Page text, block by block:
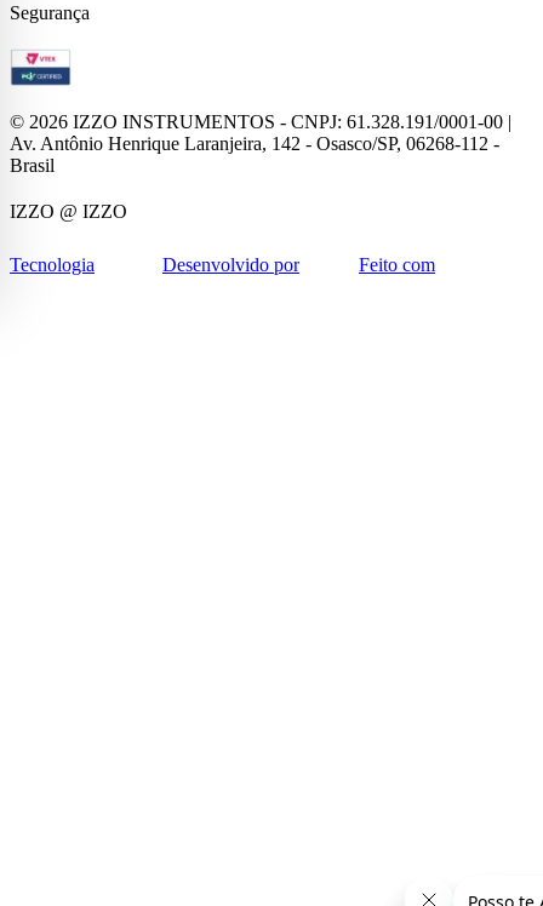
Segurança
© 2026 IZZO INSTRUMENTOS - CNPJ: 61.328.191/0001-00 |
Av. Antônio Henrique Laranjeira, 142 - Osasco/SP, 06268-112 -
Brasil
IZZO @ IZZO
Tecnologia Desenvolvido por Feito com